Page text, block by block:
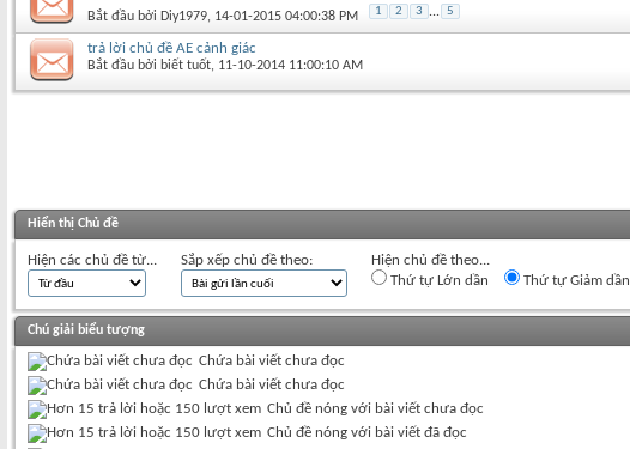
Bắt đầu bởi Diy1979‎, 14-01-2015 04:00:38 PM 1 2 3 ... 5
trả lời chủ đề AE cảnh giác
Bắt đầu bởi biết tuốt‎, 11-10-2014 11:00:10 AM
Hiển thị Chủ đề
Hiện các chủ đề từ... Sắp xếp chủ đề theo:
Hiện chủ đề theo...
Thứ tự Lớn dần
Thứ tự Giảm dần
Chú giải biểu tượng
Chứa bài viết chưa đọc
Chứa bài viết chưa đọc
Chủ đề nóng với bài viết chưa đọc
Chủ đề nóng với bài viết đã đọc